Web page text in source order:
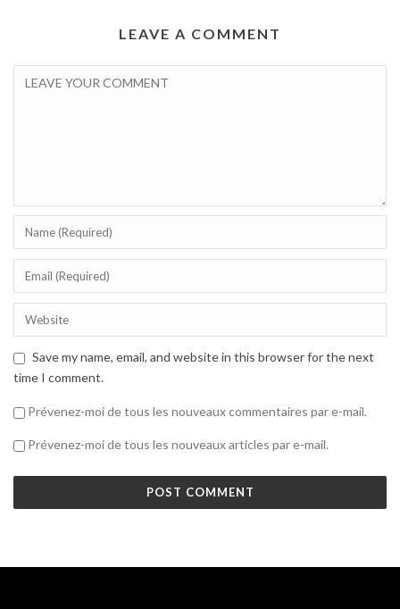
LEAVE A COMMENT
Save my name, email, and website in this browser for the next
time I comment.
Prévenez-moi de tous les nouveaux commentaires par e-mail.
Prévenez-moi de tous les nouveaux articles par e-mail.